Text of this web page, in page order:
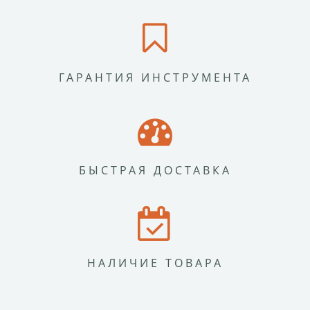
ГАРАНТИЯ ИНСТРУМЕНТА
БЫСТРАЯ ДОСТАВКА
НАЛИЧИЕ ТОВАРА